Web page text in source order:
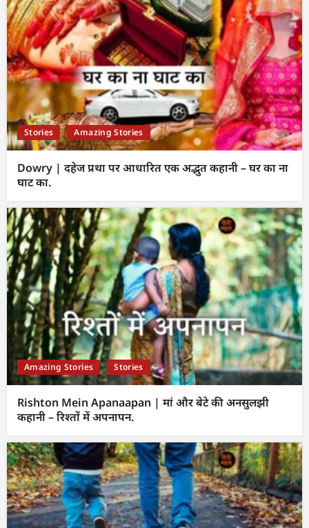
Stories Amazing Stories
Dowry | दहेज प्रथा पर आधारित एक अद्भुत कहानी – घर का ना
घाट का.
Amazing Stories Stories
Rishton Mein Apanaapan | मां और बेटे की अनसुलझी
कहानी – रिश्तों में अपनापन.